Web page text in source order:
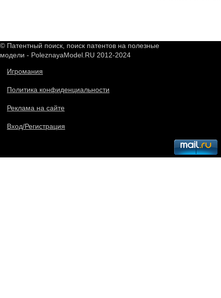
© Патентный поиск, поиск патентов на полезные
модели - PoleznayaModel.RU 2012-2024
Игромания
Политика конфиденциальности
Реклама на сайте
Вход/Регистрация